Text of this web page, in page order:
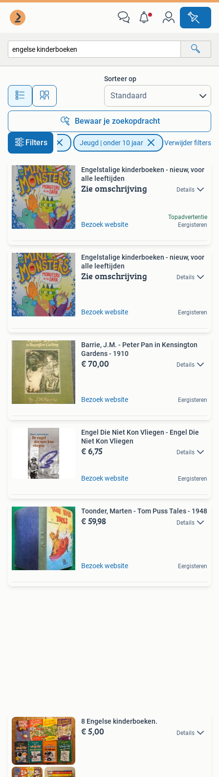
Alle afstanden…
Sorteer op
Bewaar je zoekopdracht
Filters
Boeken Jeugd | onder 10 jaar Verwijder filters
Engelstalige kinderboeken - nieuw, voor
alle leeftijden
Zie omschrijving Details
Bezoek website
Topadvertentie
Eergisteren
Engelstalige kinderboeken - nieuw, voor
alle leeftijden
Zie omschrijving Details
Bezoek website Eergisteren
Barrie, J.M. - Peter Pan in Kensington
Gardens - 1910
€ 70,00 Details
Bezoek website Eergisteren
Engel Die Niet Kon Vliegen - Engel Die
Niet Kon Vliegen
€ 6,75 Details
Bezoek website Eergisteren
Toonder, Marten - Tom Puss Tales - 1948
€ 59,98 Details
Bezoek website Eergisteren
8 Engelse kinderboeken.
€ 5,00 Details